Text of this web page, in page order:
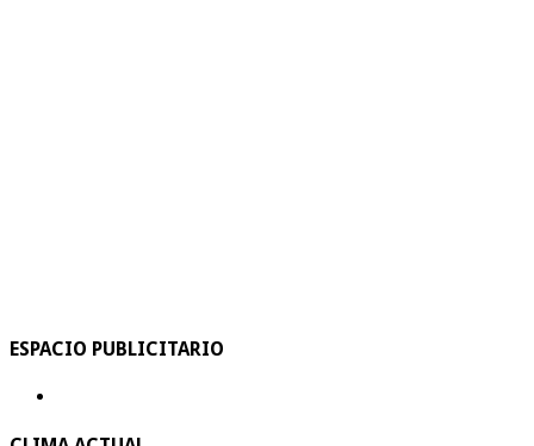
ESPACIO PUBLICITARIO